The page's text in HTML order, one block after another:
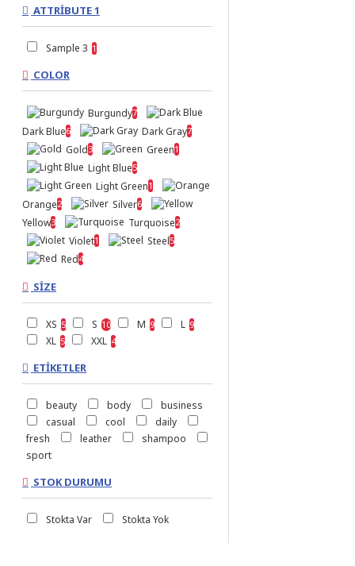
ATTRIBUTE 1
Sample 3 1
COLOR
Burgundy7
Dark Blue6 Dark Gray7
Gold3 Green1
Light Blue5
Light Green1
Orange2 Silver6
Yellow3 Turquoise2
Violet1 Steel5
Red4
SIZE
XS 5 S 10 M 9 L 9
XL 5 XXL 4
ETIKETLER
beauty body
business
casual
cool
daily
fresh
leather
shampoo
sport
STOK DURUMU
Stokta Var Stokta Yok